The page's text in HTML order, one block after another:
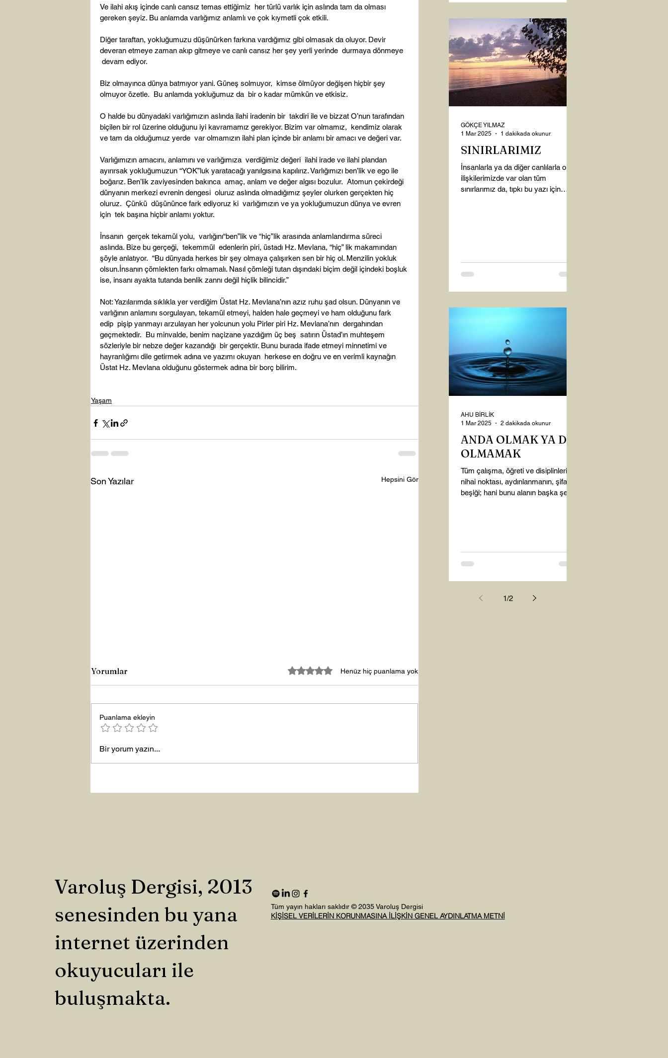
Ve ilahi akış içinde canlı cansız temas ettiğimiz  her türlü varlık için aslında tam da olması
gereken şeyiz. Bu anlamda varlığımız anlamlı ve çok kıymetli çok etkili.
Diğer taraftan, yokluğumuzu düşünürken farkına vardığımız gibi olmasak da oluyor. Devir
deveran etmeye zaman akıp gitmeye ve canlı cansız her şey yerli yerinde  durmaya dönmeye
devam ediyor.
Biz olmayınca dünya batmıyor yani. Güneş solmuyor,  kimse ölmüyor değişen hiçbir şey
olmuyor özetle.  Bu anlamda yokluğumuz da  bir o kadar mümkün ve etkisiz.
O halde bu dünyadaki varlığımızın aslında ilahi iradenin bir  takdiri ile ve bizzat O’nun tarafından
biçilen bir rol üzerine olduğunu iyi kavramamız gerekiyor. Bizim var olmamız,  kendimiz olarak
ve tam da olduğumuz yerde  var olmamızın ilahi plan içinde bir anlamı bir amacı ve değeri var.
Varlığımızın amacını, anlamını ve varlığımıza  verdiğimiz değeri  ilahi irade ve ilahi plandan
ayırırsak yokluğumuzun “YOK”luk yaratacağı yanılgısına kapılırız. Varlığımızı ben’lik ve ego ile
boğarız. Ben’lik zaviyesinden bakınca  amaç, anlam ve değer algısı bozulur.  Atomun çekirdeği
dünyanın merkezi evrenin dengesi  oluruz aslında olmadığımız şeyler olurken gerçekten hiç
oluruz.  Çünkü  düşününce fark ediyoruz ki  varlığımızın ve ya yokluğumuzun dünya ve evren
için  tek başına hiçbir anlamı yoktur.
İnsanın  gerçek tekamül yolu,  varlığını“ben”lik ve “hiç”lik arasında anlamlandırma süreci
aslında. Bize bu gerçeği,  tekemmül  edenlerin piri, üstadı Hz. Mevlana, “hiç” lik makamından
şöyle anlatıyor.  “Bu dünyada herkes bir şey olmaya çalışırken sen bir hiç ol. Menzilin yokluk
olsun.İnsanın çömlekten farkı olmamalı. Nasıl çömleği tutan dışındaki biçim değil içindeki boşluk
ise, insanı ayakta tutanda benlik zannı değil hiçlik bilincidir.”
Not: Yazılarımda sıklıkla yer verdiğim Üstat Hz. Mevlana’nın azız ruhu şad olsun. Dünyanın ve
varlığının anlamını sorgulayan, tekamül etmeyi, halden hale geçmeyi ve ham olduğunu fark
edip  pişip yanmayı arzulayan her yolcunun yolu Pirler piri Hz. Mevlana’nın  dergahından
geçmektedir.  Bu minvalde, benim naçizane yazdığım üç beş  satırın Üstad’ın muhteşem
sözleriyle bir nebze değer kazandığı  bir gerçektir. Bunu burada ifade etmeyi minnetimi ve
hayranlığımı dile getirmek adına ve yazımı okuyan  herkese en doğru ve en verimli kaynağın
Üstat Hz. Mevlana olduğunu göstermek adına bir borç bilirim.
Yaşam
Son Yazılar Hepsini Gör
Yeni Yıla Merhaba
Yorumlar 5 üzerinden 0 yıldızHenüz hiç puanlama yok
Puanlama ekleyin
Bir yorum yazın...
SINIRLARIMIZ
İnsanlarla ya da diğer canlılarla olan
ilişkilerimizde var olan tüm
sınırlarımız da, tıpkı bu yazı için
GÖKÇE YILMAZ
1 Mar 2025
1 dakikada okunur
ANDA OLMAK YA DA
OLMAMAK
Tüm çalışma, öğreti ve disiplinlerin
nihai noktası, aydınlanmanın, şifanın
beşiği; hani bunu alanın başka şey
AHU BİRLİK
1 Mar 2025
2 dakikada okunur
1/2
Varoluş Dergisi, 2013
senesinden bu yana
internet üzerinden
okuyucuları ile
buluşmakta.
Tüm yayın hakları saklıdır © 2035 Varoluş Dergisi
KİŞİSEL VERİLERİN KORUNMASINA İLİŞKİN GENEL AYDINLATMA METNİ